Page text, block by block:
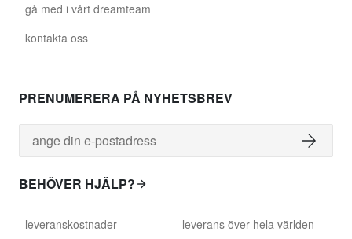
gå med i vårt dreamteam
kontakta oss
PRENUMERERA PÅ NYHETSBREV
BEHÖVER HJÄLP?
leveranskostnader leverans över hela världen